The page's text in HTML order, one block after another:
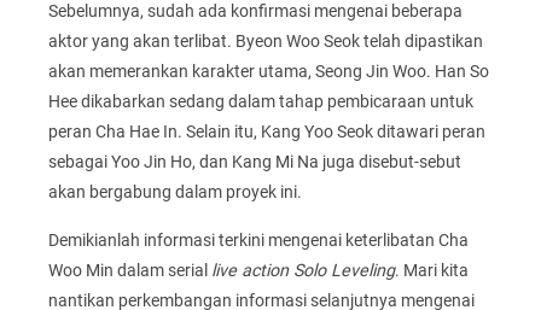
Sebelumnya, sudah ada konfirmasi mengenai beberapa
aktor yang akan terlibat. Byeon Woo Seok telah dipastikan
akan memerankan karakter utama, Seong Jin Woo. Han So
Hee dikabarkan sedang dalam tahap pembicaraan untuk
peran Cha Hae In. Selain itu, Kang Yoo Seok ditawari peran
sebagai Yoo Jin Ho, dan Kang Mi Na juga disebut-sebut
akan bergabung dalam proyek ini.
Demikianlah informasi terkini mengenai keterlibatan Cha
Woo Min dalam serial live action Solo Leveling. Mari kita
nantikan perkembangan informasi selanjutnya mengenai